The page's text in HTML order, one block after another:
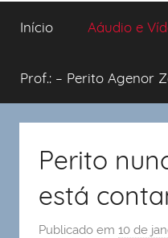
Início Aáudio e
Prof.: – Perito Agenor
Perito
está
Publicado em 10 de